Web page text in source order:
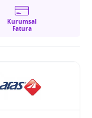
Kurumsal
Fatura